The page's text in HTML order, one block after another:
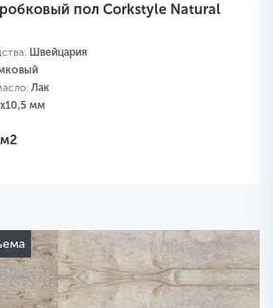
пол Corkstyle Natural
Швейцария
Лак
мм
м2